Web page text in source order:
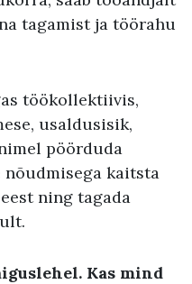
tagamist ja töörahu
töökollektiivis,
usaldusisik,
pöörduda
kaitsta
ning tagada
Kas mind